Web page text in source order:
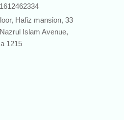
Hafiz mansion, 33
Islam Avenue,
1215